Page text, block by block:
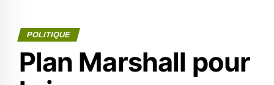
POLITIQUE
Plan Marshall pour